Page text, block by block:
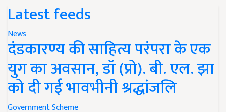
Latest feeds
News
दंडकारण्य की साहित्य परंपरा के एक
युग का अवसान, डॉ (प्रो). बी. एल. झा
को दी गई भावभीनी श्रद्धांजलि
Government Scheme